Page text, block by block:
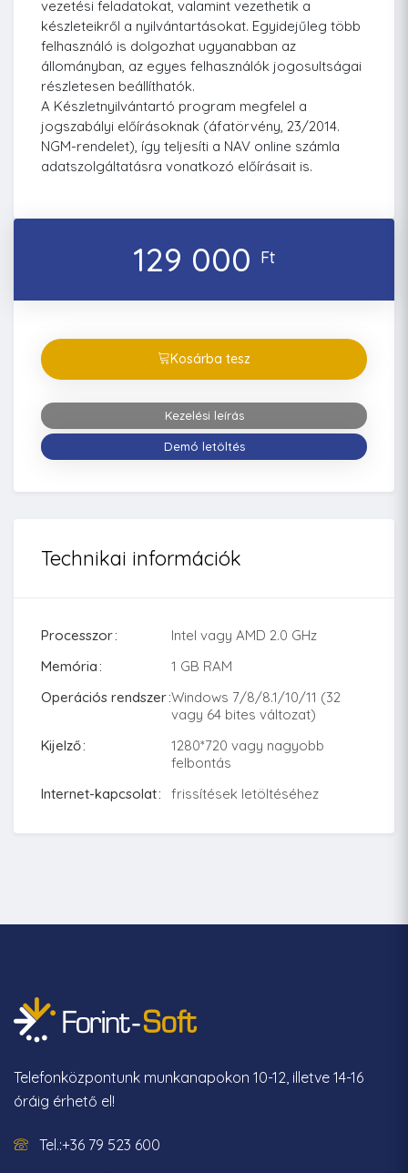
vezetési feladatokat, valamint vezethetik a
készleteikről a nyilvántartásokat. Egyidejűleg több
felhasználó is dolgozhat ugyanabban az
állományban, az egyes felhasználók jogosultságai
részletesen beállíthatók.
A Készletnyilvántartó program megfelel a
jogszabályi előírásoknak (áfatörvény, 23/2014.
NGM-rendelet), így teljesíti a NAV online számla
adatszolgáltatásra vonatkozó előírásait is.
129 000 Ft
Kosárba tesz
Kezelési leírás
Demó letöltés
Technikai információk
Processzor
Intel vagy AMD 2.0 GHz
Memória
1 GB RAM
Operációs rendszer Windows 7/8/8.1/10/11 (32
vagy 64 bites változat)
Kijelző
1280*720 vagy nagyobb
felbontás
Internet-kapcsolat
frissítések letöltéséhez
Telefonközpontunk munkanapokon 10-12, illetve 14-16
óráig érhető el!
Tel.:+36 79 523 600